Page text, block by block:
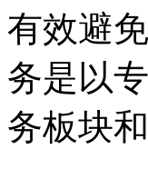
有效避
务是以
务板块